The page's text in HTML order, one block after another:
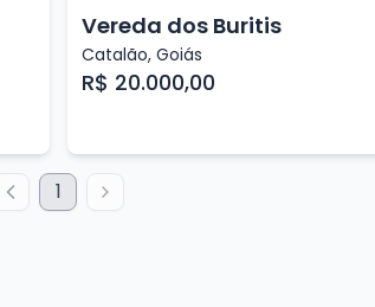
Vereda dos Buritis
Catalão, Goiás
R$ 20.000,00
1